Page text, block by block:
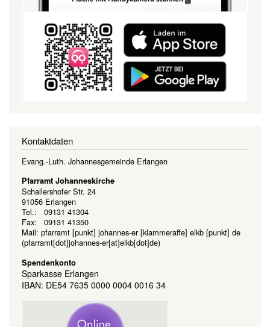
Kontaktdaten
Evang.-Luth. Johannesgemeinde Erlangen
Pfarramt Johanneskirche
Schallershofer Str. 24
91056 Erlangen
Tel.: 09131 41304
Fax: 09131 41350
Mail: pfarramt [punkt] johannes-er [klammeraffe] elkb [punkt] de
(pfarramt[dot]johannes-er[at]elkb[dot]de)
Spendenkonto
Sparkasse Erlangen
IBAN: DE54 7635 0000 0004 0016 34